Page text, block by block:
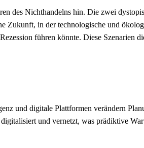
des Nichthandelns hin. Die zwei
Zukunft, in der technologische und
führen könnte. Diese Szenarien
und digitale Plattformen verändern
und vernetzt, was prädiktive